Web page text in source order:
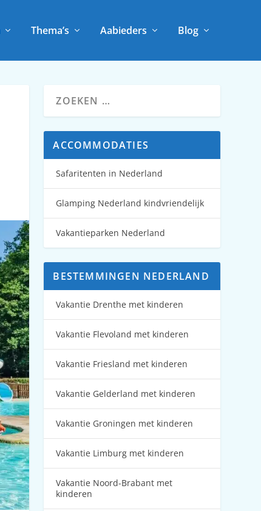
Thema’s Aabieders Blog
ACCOMMODATIES
Safaritenten in Nederland
Glamping Nederland kindvriendelijk
Vakantieparken Nederland
BESTEMMINGEN NEDERLAND
Vakantie Drenthe met kinderen
Vakantie Flevoland met kinderen
Vakantie Friesland met kinderen
Vakantie Gelderland met kinderen
Vakantie Groningen met kinderen
Vakantie Limburg met kinderen
Vakantie Noord-Brabant met
kinderen